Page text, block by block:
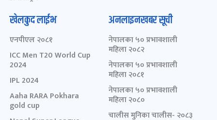
खेलकुद लाईभ
एनपीएल २०८१
ICC Men T20 World Cup
2024
IPL 2024
Aaha RARA Pokhara
gold cup
अनलाइनखबर सूची
नेपालका ५० प्रभावशाली
महिला २०८२
नेपालका ५० प्रभावशाली
महिला २०८१
नेपालका ५० प्रभावशाली
महिला २०८०
चालीस मुनिका चालीस- २०८३